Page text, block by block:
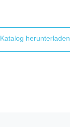
Katalog herunterladen